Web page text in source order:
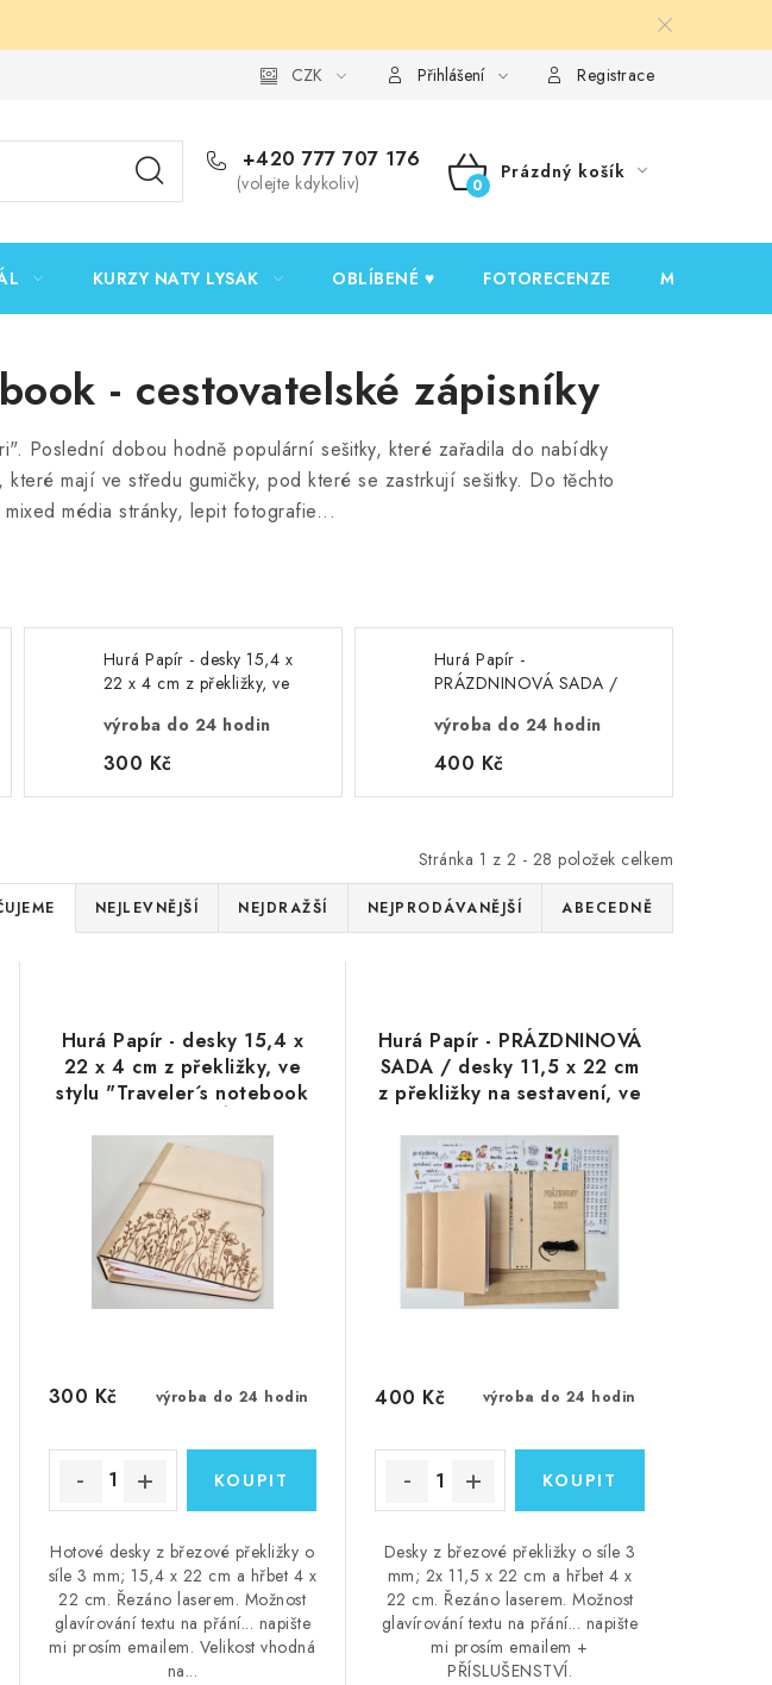
Podmínky ochrany osobních údajů Ověřování recenzí
CZK Přihlášení Registrace
+420 777 707 176
(volejte kdykoliv)
NÁKUPNÍ
Prázdný košík
KURZY NATY LYSAK OBLÍBENÉ ♥️ FOTORECENZE MOJE
- cestovatelské zápisníky
Poslední dobou hodně populární sešitky, které zařadila do nabídky
které mají ve středu gumičky, pod které se zastrkují sešitky. Do těchto
média stránky, lepit fotografie...
Hurá Papír - desky 15,4 x
22 x 4 cm z překližky, ve
" - LZE VYGLAVÍROVAT
LIBOVOLNÝ TEXT
výroba do 24 hodin
300 Kč
Hurá Papír -
PRÁZDNINOVÁ SADA /
překližky na sestavení, ve
stylu "Traveler´s notebook
" - LZE VYGLAVÍROVAT
LIBOVOLNÝ TEXT
výroba do 24 hodin
400 Kč
Stránka 1 z 2 - 28 položek celkem
NEJLEVNĚJŠÍ NEJDRAŽŠÍ NEJPRODÁVANĚJŠÍ ABECEDNĚ
Hurá Papír - desky 15,4 x
22 x 4 cm z překližky, ve
stylu "Traveler´s notebook
LIBOVOLNÝ TEXT
výroba do 24 hodin
300 Kč
Hotové desky z březové překližky o
síle 3 mm; 15,4 x 22 cm a hřbet 4 x
22 cm. Řezáno laserem. Možnost
glavírování textu na přání... napište
mi prosím emailem. Velikost vhodná
na...
Hurá Papír - PRÁZDNINOVÁ
SADA / desky 11,5 x 22 cm
z překližky na sestavení, ve
- LZE VYGLAVÍROVAT
LIBOVOLNÝ TEXT
výroba do 24 hodin
400 Kč
Desky z březové překližky o síle 3
mm; 2x 11,5 x 22 cm a hřbet 4 x
22 cm. Řezáno laserem. Možnost
glavírování textu na přání... napište
mi prosím emailem +
PŘÍSLUŠENSTVÍ.